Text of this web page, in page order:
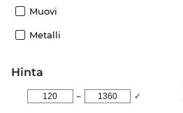
Muovi
Metalli
Hinta
– ✓